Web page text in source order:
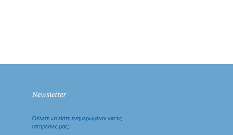
Θέλετε να είστε ενημερωμένοι για τις
υπηρεσίες μας;